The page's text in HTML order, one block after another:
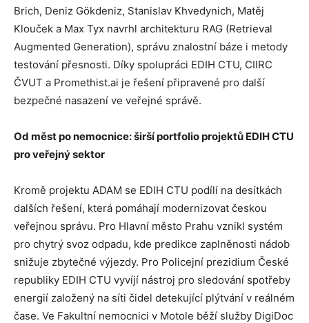
Brich, Deniz Gökdeniz, Stanislav Khvedynich, Matěj
Klouček a Max Tyx navrhl architekturu RAG (Retrieval
Augmented Generation), správu znalostní báze i metody
testování přesnosti. Díky spolupráci EDIH CTU, CIIRC
ČVUT a Promethist.ai je řešení připravené pro další
bezpečné nasazení ve veřejné správě.
Od měst po nemocnice: širší portfolio projektů EDIH CTU
pro veřejný sektor
Kromě projektu ADAM se EDIH CTU podílí na desítkách
dalších řešení, která pomáhají modernizovat českou
veřejnou správu. Pro Hlavní město Prahu vznikl systém
pro chytrý svoz odpadu, kde predikce zaplněnosti nádob
snižuje zbytečné výjezdy. Pro Policejní prezidium České
republiky EDIH CTU vyvíjí nástroj pro sledování spotřeby
energií založený na síti čidel detekující plýtvání v reálném
čase. Ve Fakultní nemocnici v Motole běží služby DigiDoc